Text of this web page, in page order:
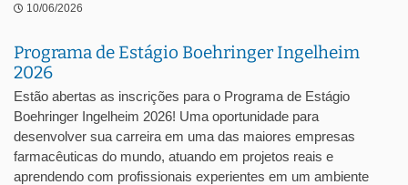
10/06/2026
Programa de Estágio Boehringer Ingelheim
2026
Estão abertas as inscrições para o Programa de Estágio
Boehringer Ingelheim 2026! Uma oportunidade para
desenvolver sua carreira em uma das maiores empresas
farmacêuticas do mundo, atuando em projetos reais e
aprendendo com profissionais experientes em um ambiente